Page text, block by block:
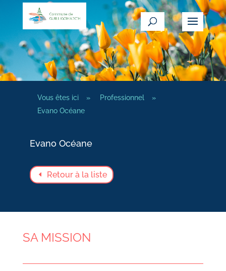
Vous êtes ici » Professionnel
»
Evano Océane
Evano Océane
Retour à la liste
SA MISSION